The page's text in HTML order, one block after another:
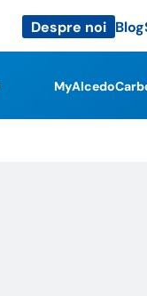
Despre noi Blog